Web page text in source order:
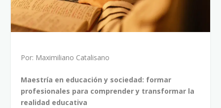
Por: Maximiliano Catalisano
Maestría en educación y sociedad: formar
profesionales para comprender y transformar la
realidad educativa